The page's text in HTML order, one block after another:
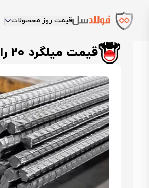
قیمت روز محصولات
فولادسل
قیمت میلگرد 20 راد همدان